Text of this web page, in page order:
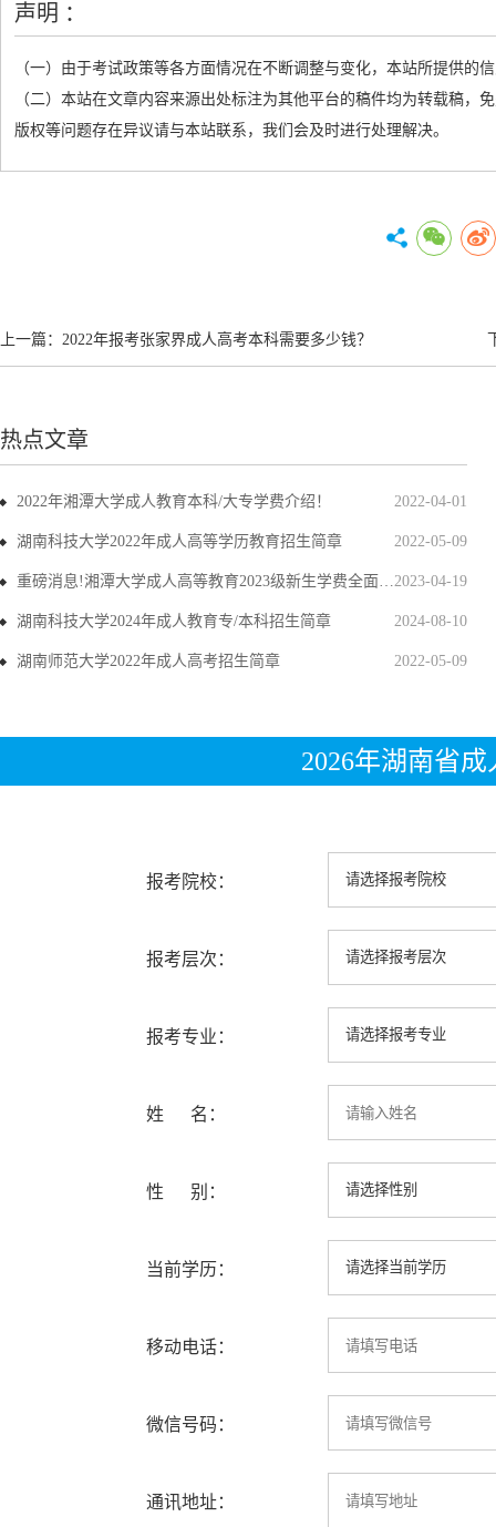
声明 ：
（一）由于考试政策等各方面情况在不断调整与变化，本站所提供的
（二）本站在文章内容来源出处标注为其他平台的稿件均为转载稿
版权等问题存在异议请与本站联系，我们会及时进行处理解决。
上一篇： 2022年报考张家界成人高考本科需要多少钱？
热点文章
2022-04-01
2022年湘潭大学成人教育本科/大专学费介绍！
2022-05-09
湖南科技大学2022年成人高等学历教育招生简章
2023-04-19
重磅消息!湘潭大学成人高等教育2023级新生学费全面上调
2024-08-10
湖南科技大学2024年成人教育专/本科招生简章
2022-05-09
湖南师范大学2022年成人高考招生简章
2026年湖南省
报考院校：
报考层次：
报考专业：
姓 名：
性 别：
当前学历：
移动电话：
微信号码：
通讯地址：